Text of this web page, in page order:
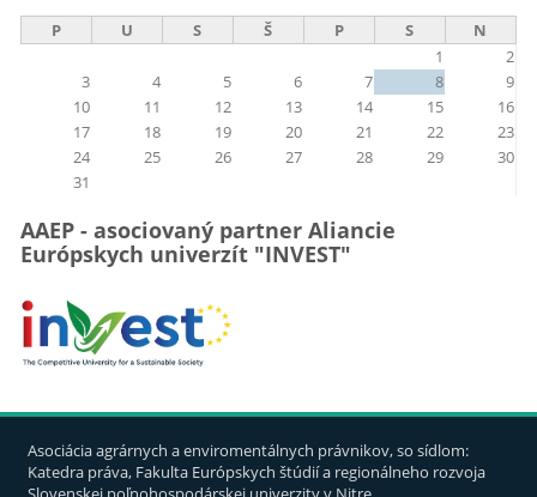
P U S Š P S
N
1
2
3
4 5 6 7 8
9
10
11 12 13 14 15
16
17
18 19 20 21 22
23
24
25 26 27 28 29
30
31
AAEP - asociovaný partner Aliancie
Európskych univerzít "INVEST"
Asociácia agrárnych a enviromentálnych právnikov, so sídlom:
Katedra práva, Fakulta Európskych štúdií a regionálneho rozvoja